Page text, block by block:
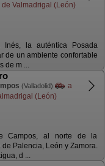
Valmadrigal (León)
la auténtica Posada
de un ambiente confortable
de m ...
(Valladolid)
a
(León)
Campos, al norte de la
Palencia, León y Zamora.
d ...